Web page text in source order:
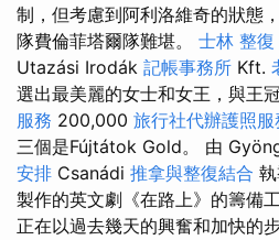
制，但考慮到阿利洛維奇的狀態
隊費倫菲塔爾隊難堪。 士林 整復
Utazási Irodák 記帳事務所 Kft.
選出最美麗的女士和女王，與王
服務 200,000 旅行社代辦護照服
三個是Fújtátok Gold。 由
安排 Csanádi 推拿與整復結合
製作的英文劇《在路上》的籌備
正在以過去幾天的興奮和加快的